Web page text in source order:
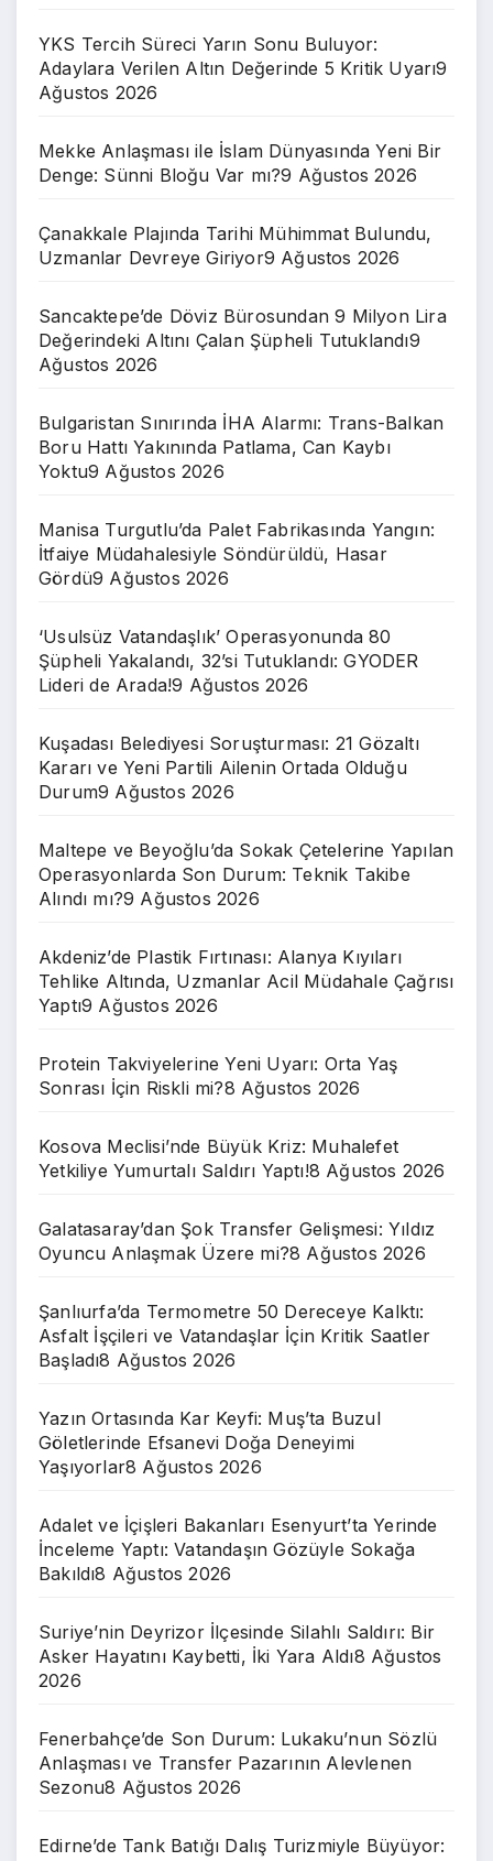
YKS Tercih Süreci Yarın Sonu Buluyor:
Adaylara Verilen Altın Değerinde 5 Kritik Uyarı9
Ağustos 2026
Mekke Anlaşması ile İslam Dünyasında Yeni Bir
Denge: Sünni Bloğu Var mı?9 Ağustos 2026
Çanakkale Plajında Tarihi Mühimmat Bulundu,
Uzmanlar Devreye Giriyor9 Ağustos 2026
Sancaktepe’de Döviz Bürosundan 9 Milyon Lira
Değerindeki Altını Çalan Şüpheli Tutuklandı9
Ağustos 2026
Bulgaristan Sınırında İHA Alarmı: Trans-Balkan
Boru Hattı Yakınında Patlama, Can Kaybı
Yoktu9 Ağustos 2026
Manisa Turgutlu’da Palet Fabrikasında Yangın:
İtfaiye Müdahalesiyle Söndürüldü, Hasar
Gördü9 Ağustos 2026
‘Usulsüz Vatandaşlık’ Operasyonunda 80
Şüpheli Yakalandı, 32’si Tutuklandı: GYODER
Lideri de Arada!9 Ağustos 2026
Kuşadası Belediyesi Soruşturması: 21 Gözaltı
Kararı ve Yeni Partili Ailenin Ortada Olduğu
Durum9 Ağustos 2026
Maltepe ve Beyoğlu’da Sokak Çetelerine Yapılan
Operasyonlarda Son Durum: Teknik Takibe
Alındı mı?9 Ağustos 2026
Akdeniz’de Plastik Fırtınası: Alanya Kıyıları
Tehlike Altında, Uzmanlar Acil Müdahale Çağrısı
Yaptı9 Ağustos 2026
Protein Takviyelerine Yeni Uyarı: Orta Yaş
Sonrası İçin Riskli mi?8 Ağustos 2026
Kosova Meclisi’nde Büyük Kriz: Muhalefet
Yetkiliye Yumurtalı Saldırı Yaptı!8 Ağustos 2026
Galatasaray’dan Şok Transfer Gelişmesi: Yıldız
Oyuncu Anlaşmak Üzere mi?8 Ağustos 2026
Şanlıurfa’da Termometre 50 Dereceye Kalktı:
Asfalt İşçileri ve Vatandaşlar İçin Kritik Saatler
Başladı8 Ağustos 2026
Yazın Ortasında Kar Keyfi: Muş’ta Buzul
Göletlerinde Efsanevi Doğa Deneyimi
Yaşıyorlar8 Ağustos 2026
Adalet ve İçişleri Bakanları Esenyurt’ta Yerinde
İnceleme Yaptı: Vatandaşın Gözüyle Sokağa
Bakıldı8 Ağustos 2026
Suriye’nin Deyrizor İlçesinde Silahlı Saldırı: Bir
Asker Hayatını Kaybetti, İki Yara Aldı8 Ağustos
2026
Fenerbahçe’de Son Durum: Lukaku’nun Sözlü
Anlaşması ve Transfer Pazarının Alevlenen
Sezonu8 Ağustos 2026
Edirne’de Tank Batığı Dalış Turizmiyle Büyüyor: